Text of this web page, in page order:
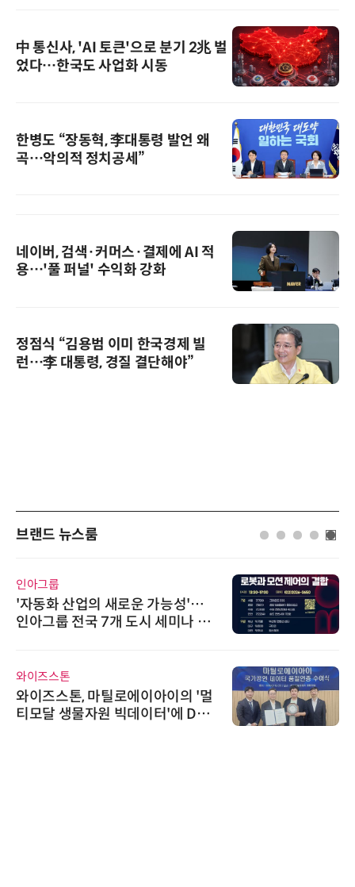
中 통신사, 'AI 토큰'으로 분기 2兆 벌
었다…한국도 사업화 시동
한병도 “장동혁, 李대통령 발언 왜
곡…악의적 정치공세”
네이버, 검색·커머스·결제에 AI 적
용…'풀 퍼널' 수익화 강화
정점식 “김용범 이미 한국경제 빌
런…李 대통령, 경질 결단해야”
브랜드 뉴스룸
인아그룹
'자동화 산업의 새로운 가능성'…
인아그룹 전국 7개 도시 세미나 페
와이즈스톤
와이즈스톤, 마틸로에이아이의 '멀
티모달 생물자원 빅데이터'에 DQ